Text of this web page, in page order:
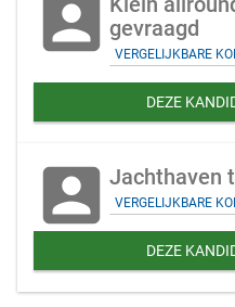
account_box gevraagd
VERGELIJKBARE
DEZE
account_box Jachthaven
VERGELIJKBARE
DEZE